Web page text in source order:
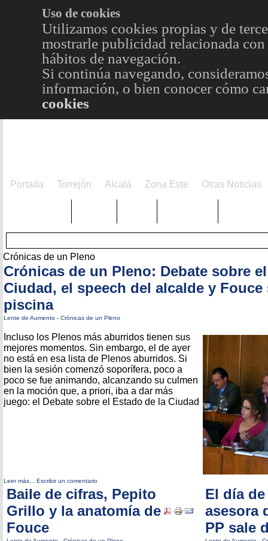
Uso de cookies
Utilizamos cookies propias y de
mostrarle publicidad relacionada
hábitos de navegación.
Si continúa navegando,
información, o bien conocer cómo
cookies
Portada Torrejón Alcalá Zona Este Otras Noticias
Crónicas de un Pleno
Crónicas de un Pleno: Debate sobre
Ciudad, el speech del alcalde y Fouce
piscina
Lente de Aumento - Crónicas de un Pleno
Incluso los Plenos más aburridos tienen sus
mejores momentos. Sin embargo, el de ayer
no está en esa lista de Plenos aburridos. Si
bien la sesión comenzó soporífera, poco a
poco se fue animando, alcanzando su culmen
en la moción que, a priori, iba a dar más
juego: el Debate sobre el Estado de la Ciudad
Leer más... Escribir un comentario
Baile de cifras, Pepito
Grillo y la anatomía de
Fouce
El día
asesora
PP sale